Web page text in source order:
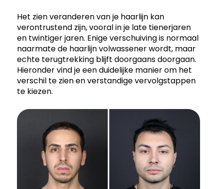
Het zien veranderen van je haarlijn kan
verontrustend zijn, vooral in je late tienerjaren
en twintiger jaren. Enige verschuiving is normaal
naarmate de haarlijn volwassener wordt, maar
echte terugtrekking blijft doorgaans doorgaan.
Hieronder vind je een duidelijke manier om het
verschil te zien en verstandige vervolgstappen
te kiezen.